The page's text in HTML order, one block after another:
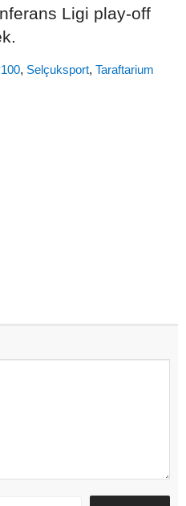
Ligi play-off
, Selçuksport,Taraftarium